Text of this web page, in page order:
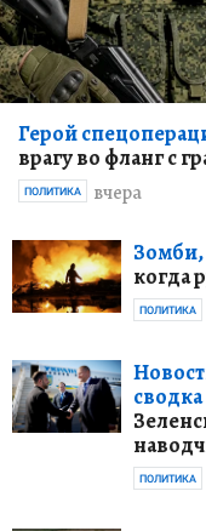
Герой
врагу во фланг с
вчера
ПОЛИТИКА
Зомби,
когда
ПОЛИТИКА
сводка
ПОЛИТИКА